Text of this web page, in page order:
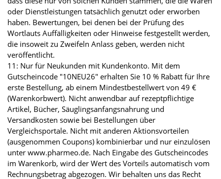
oder Dienstleistungen tatsächlich genutzt oder erworben
haben. Bewertungen, bei denen bei der Prüfung des
Wortlauts Auffälligkeiten oder Hinweise festgestellt werden,
die insoweit zu Zweifeln Anlass geben, werden nicht
veröffentlicht.
11: Nur für Neukunden mit Kundenkonto. Mit dem
Gutscheincode "10NEU26" erhalten Sie 10 % Rabatt für Ihre
erste Bestellung, ab einem Mindestbestellwert von 49 €
(Warenkorbwert). Nicht anwendbar auf rezeptpflichtige
Artikel, Bücher, Säuglingsanfangsnahrung und
Versandkosten sowie bei Bestellungen über
Vergleichsportale. Nicht mit anderen Aktionsvorteilen
(ausgenommen Coupons) kombinierbar und nur einzulösen
unter www.pharmeo.de. Nach Eingabe des Gutscheincodes
im Warenkorb, wird der Wert des Vorteils automatisch vom
Rechnungsbetrag abgezogen. Wir behalten uns das Recht